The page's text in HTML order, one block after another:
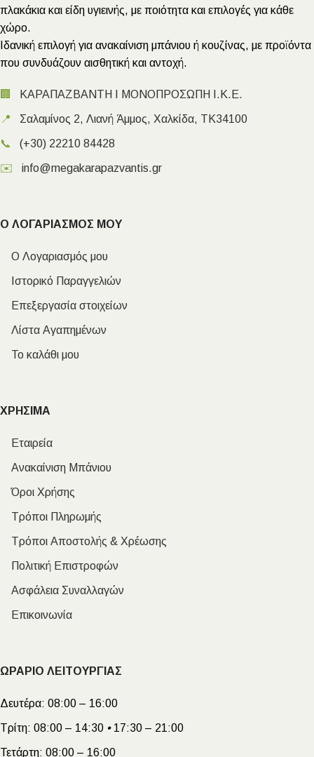
πλακάκια και είδη υγιεινής, με ποιότητα και επιλογές για κάθε
χώρο.
Ιδανική επιλογή για ανακαίνιση μπάνιου ή κουζίνας, με προϊόντα
που συνδυάζουν αισθητική και αντοχή.
🏢 ΚΑΡΑΠΑΖΒΑΝΤΗ Ι ΜΟΝΟΠΡΟΣΩΠΗ Ι.Κ.Ε.
📍 Σαλαμίνος 2, Λιανή Άμμος, Χαλκίδα, ΤΚ34100
📞 (+30) 22210 84428
✉️ info@megakarapazvantis.gr
Ο ΛΟΓΑΡΙΑΣΜΟΣ ΜΟΥ
Ο Λογαριασμός μου
Ιστορικό Παραγγελιών
Επεξεργασία στοιχείων
Λίστα Αγαπημένων
Το καλάθι μου
ΧΡΗΣΙΜΑ
Εταιρεία
Ανακαίνιση Μπάνιου
Όροι Χρήσης
Τρόποι Πληρωμής
Τρόποι Αποστολής & Χρέωσης
Πολιτική Επιστροφών
Ασφάλεια Συναλλαγών
Επικοινωνία
ΩΡΑΡΙΟ ΛΕΙΤΟΥΡΓΙΑΣ
Δευτέρα: 08:00 – 16:00
Τρίτη: 08:00 – 14:30 •17:30 – 21:00
Τετάρτη: 08:00 – 16:00